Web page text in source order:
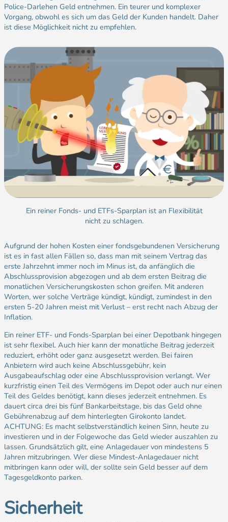
Police-Darlehen Geld entnehmen. Ein teurer und komplexer
Vorgang, obwohl es sich um das Geld der Kunden handelt. Daher
ist diese Möglichkeit nicht zu empfehlen.
Ein reiner Fonds- und ETFs-Sparplan ist an Flexibilität
nicht zu schlagen.
Aufgrund der hohen Kosten einer fondsgebundenen Versicherung
ist es in fast allen Fällen so, dass man mit seinem Vertrag das
erste Jahrzehnt immer noch im Minus ist, da anfänglich die
Abschlussprovision abgezogen und ab dem ersten Beitrag die
monatlichen Versicherungskosten schon greifen. Mit anderen
Worten, wer solche Verträge kündigt, kündigt, zumindest in den
ersten 5-20 Jahren meist mit Verlust – erst recht nach Abzug der
Inflation.
Ein reiner ETF- und Fonds-Sparplan bei einer Depotbank hingegen
ist sehr flexibel. Auch hier kann der monatliche Beitrag jederzeit
reduziert, erhöht oder ganz ausgesetzt werden. Bei fairen
Anbietern wird auch keine Abschlussgebühr, kein
Ausgabeaufschlag oder eine Abschlussprovision verlangt. Wer
kurzfristig einen Teil des Vermögens im Depot oder auch nur einen
Teil des Geldes benötigt, kann dieses jederzeit entnehmen. Es
dauert circa drei bis fünf Bankarbeitstage, bis das Geld ohne
Gebührenabzug auf dem hinterlegten Girokonto landet.
ACHTUNG: Es macht selbstverständlich keinen Sinn, heute zu
investieren und in der Folgewoche das Geld wieder auszahlen zu
lassen. Grundsätzlich gilt, eine Anlagedauer von mindestens 5
Jahren mitzubringen. Wer diese Mindest-Anlagedauer nicht
mitbringen kann oder will, der sollte sein Geld besser auf dem
Tagesgeldkonto parken.
Sicherheit